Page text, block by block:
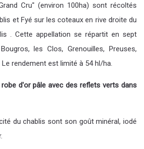
Cru" (environ 100ha) sont récoltés
et Fyé sur les coteaux en rive droite du
. Cette appellation se répartit en sept
les Clos, Grenouilles, Preuses,
rendement est limité à 54 hl/ha.
d'or pâle avec des reflets verts dans
du chablis sont son goût minéral, iodé